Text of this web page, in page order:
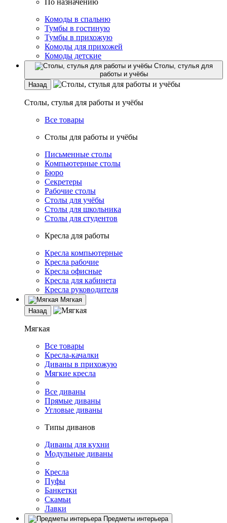
По назначению
Комоды в спальню
Тумбы в гостиную
Тумбы в прихожую
Комоды для прихожей
Комоды детские
Столы, стулья для
работы и учёбы
Назад
Столы, стулья для работы и учёбы
Все товары
Столы для работы и учёбы
Письменные столы
Компьютерные столы
Бюро
Секретеры
Рабочие столы
Столы для учёбы
Столы для школьника
Столы для студентов
Кресла для работы
Кресла компьютерные
Кресла рабочие
Кресла офисные
Кресла для кабинета
Кресла руководителя
Мягкая
Назад
Мягкая
Все товары
Кресла-качалки
Диваны в прихожую
Мягкие кресла
Все диваны
Прямые диваны
Угловые диваны
Типы диванов
Диваны для кухни
Модульные диваны
Кресла
Пуфы
Банкетки
Скамьи
Лавки
Предметы интерьера